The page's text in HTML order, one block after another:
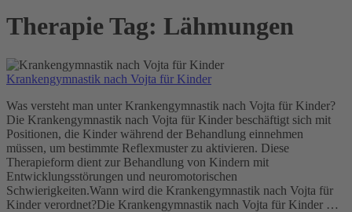
Therapie Tag: Lähmungen
Krankengymnastik nach Vojta für Kinder
Was versteht man unter Krankengymnastik nach Vojta für Kinder?
Die Krankengymnastik nach Vojta für Kinder beschäftigt sich mit
Positionen, die Kinder während der Behandlung einnehmen
müssen, um bestimmte Reflexmuster zu aktivieren. Diese
Therapieform dient zur Behandlung von Kindern mit
Entwicklungsstörungen und neuromotorischen
Schwierigkeiten.Wann wird die Krankengymnastik nach Vojta für
Kinder verordnet?Die Krankengymnastik nach Vojta für Kinder …